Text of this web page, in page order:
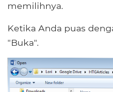
memilihnya.
Ketika Anda puas
"Buka".